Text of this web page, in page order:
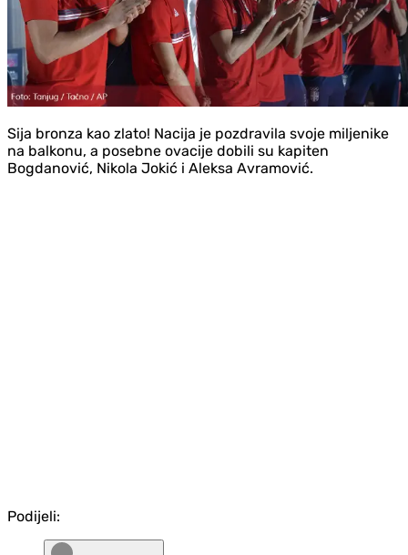
Sija bronza kao zlato! Nacija je pozdravila svoje miljenike
na balkonu, a posebne ovacije dobili su kapiten
Bogdanović, Nikola Jokić i Aleksa Avramović.
Podijeli: